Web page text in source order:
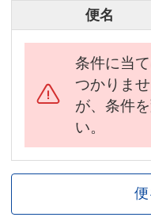
便名
条件に当
つかりま
が、条件
い。